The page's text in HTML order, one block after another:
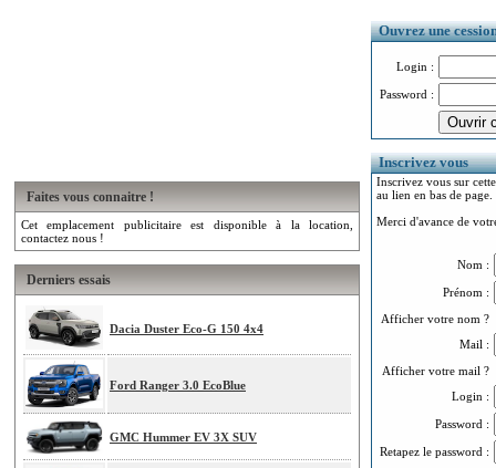
Faites vous connaitre !
Cet emplacement publicitaire est disponible à la location,
contactez nous !
Derniers essais
Dacia Duster Eco-G 150 4x4
Ford Ranger 3.0 EcoBlue
GMC Hummer EV 3X SUV
Ouvrez une
Login :
Password :
Inscrivez vous
Inscrivez vous sur
au lien en bas de page.
Merci d'avance de
Nom :
Prénom :
Afficher votre nom ?
Mail :
Afficher votre mail ?
Login :
Password :
Retapez le password :